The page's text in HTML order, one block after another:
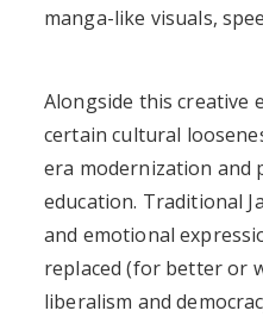
manga-like visuals,
Alongside this creative
certain cultural
era modernization and
education. Traditional
and emotional
replaced (for better or
liberalism and